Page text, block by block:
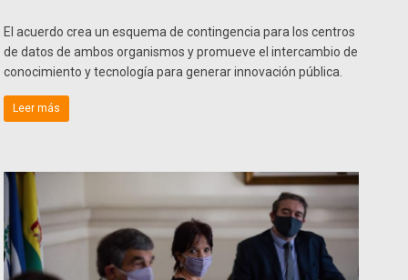
El acuerdo crea un esquema de contingencia para los centros
de datos de ambos organismos y promueve el intercambio de
conocimiento y tecnología para generar innovación pública.
Leer más